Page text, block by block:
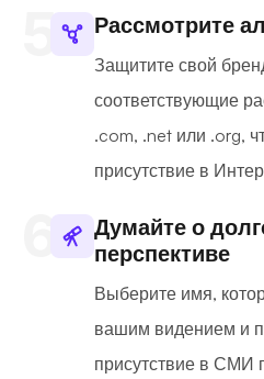
Рассмотрите
Защитите свой
соответствующие
.com, .net или .org,
присутствие в
Думайте о
перспективе
Выберите имя,
вашим видением и
присутствие в СМИ